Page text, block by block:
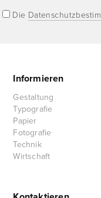
Die
Informieren
Gestaltung
Typografie
Papier
Fotografie
Technik
Wirtschaft